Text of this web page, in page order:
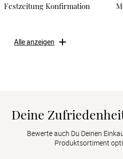
Festzeitung Konfirmation
Alle anzeigen
Deine
Bewerte auch Du Deinen
Produktsortiment